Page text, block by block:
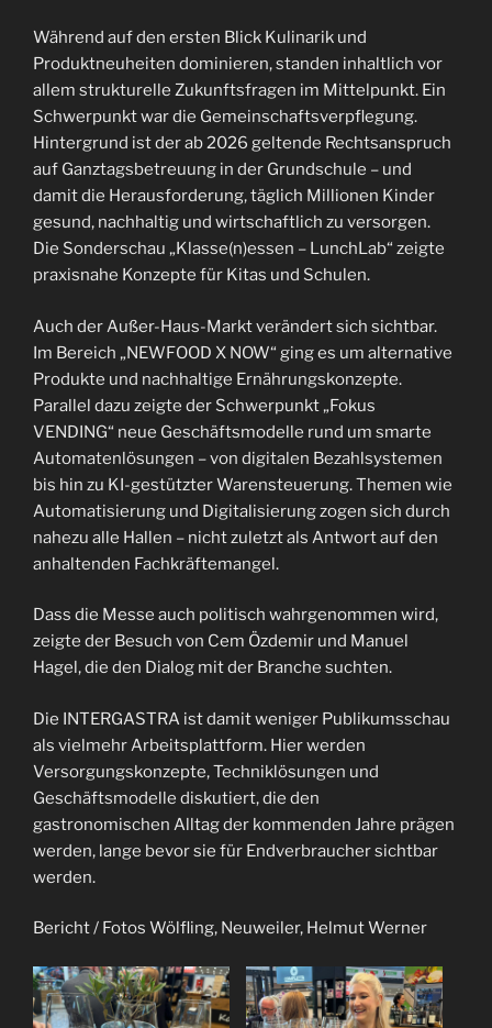
Während auf den ersten Blick Kulinarik und
Produktneuheiten dominieren, standen inhaltlich vor
allem strukturelle Zukunftsfragen im Mittelpunkt. Ein
Schwerpunkt war die Gemeinschaftsverpflegung.
Hintergrund ist der ab 2026 geltende Rechtsanspruch
auf Ganztagsbetreuung in der Grundschule – und
damit die Herausforderung, täglich Millionen Kinder
gesund, nachhaltig und wirtschaftlich zu versorgen.
Die Sonderschau „Klasse(n)essen – LunchLab“ zeigte
praxisnahe Konzepte für Kitas und Schulen.
Auch der Außer-Haus-Markt verändert sich sichtbar.
Im Bereich „NEWFOOD X NOW“ ging es um alternative
Produkte und nachhaltige Ernährungskonzepte.
Parallel dazu zeigte der Schwerpunkt „Fokus
VENDING“ neue Geschäftsmodelle rund um smarte
Automatenlösungen – von digitalen Bezahlsystemen
bis hin zu KI-gestützter Warensteuerung. Themen wie
Automatisierung und Digitalisierung zogen sich durch
nahezu alle Hallen – nicht zuletzt als Antwort auf den
anhaltenden Fachkräftemangel.
Dass die Messe auch politisch wahrgenommen wird,
zeigte der Besuch von Cem Özdemir und Manuel
Hagel, die den Dialog mit der Branche suchten.
Die INTERGASTRA ist damit weniger Publikumsschau
als vielmehr Arbeitsplattform. Hier werden
Versorgungskonzepte, Techniklösungen und
Geschäftsmodelle diskutiert, die den
gastronomischen Alltag der kommenden Jahre prägen
werden, lange bevor sie für Endverbraucher sichtbar
werden.
Bericht / Fotos Wölfling, Neuweiler, Helmut Werner